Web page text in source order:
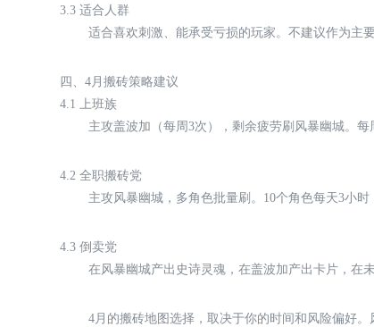
3.3 适合人群
适合喜欢刺激、能承受亏损的玩家。不建议作为主要
四、4月搬砖策略建议
4.1 上班族
主攻盖波加（每周3次），剩余疲劳刷风暴幽城。
4.2 全职搬砖党
主攻风暴幽城，多角色批量刷。10个角色每天3小
4.3 倒卖党
在风暴幽城产出史诗灵魂，在盖波加产出卡片，
4月的搬砖地图选择，取决于你的时间和风险偏好